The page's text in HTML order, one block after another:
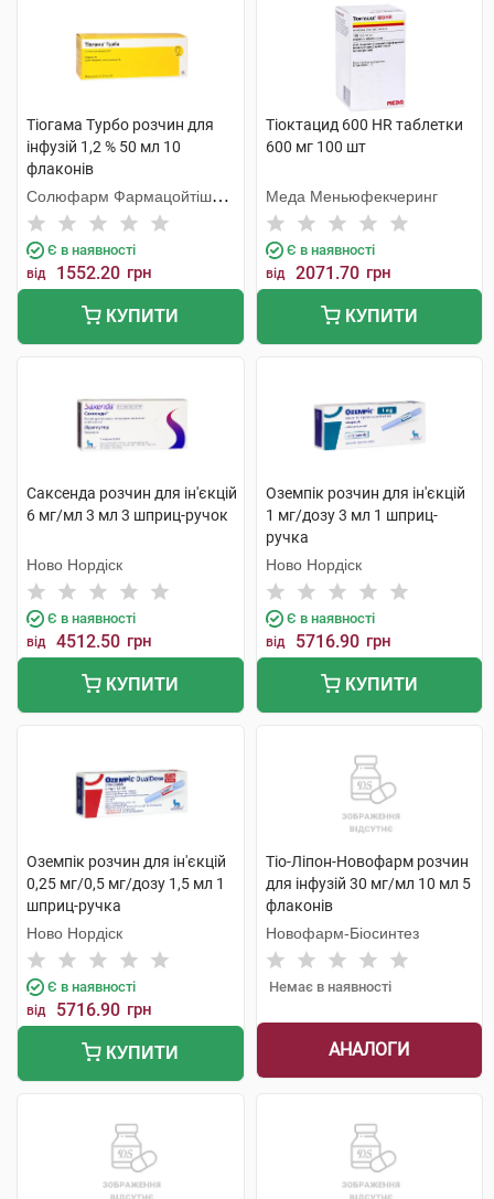
Тіогама Турбо розчин для
інфузій 1,2 % 50 мл 10
флаконів
Солюфарм Фармацойтіше
Ерцойгніссе
Є в наявності
від 1552.20 грн
КУПИТИ
Тіоктацид 600 HR таблетки
600 мг 100 шт
Меда Меньюфекчеринг
Є в наявності
від 2071.70 грн
КУПИТИ
Саксенда розчин для ін'єкцій
6 мг/мл 3 мл 3 шприц-ручок
Ново Нордіск
Є в наявності
від 4512.50 грн
КУПИТИ
Оземпік розчин для ін'єкцій
1 мг/дозу 3 мл 1 шприц-
ручка
Ново Нордіск
Є в наявності
від 5716.90 грн
КУПИТИ
Оземпік розчин для ін'єкцій
0,25 мг/0,5 мг/дозу 1,5 мл 1
шприц-ручка
Ново Нордіск
Є в наявності
від 5716.90 грн
КУПИТИ
Тіо-Ліпон-Новофарм розчин
для інфузій 30 мг/мл 10 мл 5
флаконів
Новофарм-Біосинтез
Немає в наявності
АНАЛОГИ